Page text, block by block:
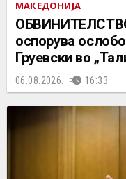
МАКЕДОНИЈА
оспорува
Груевски во
06.08.2026. 16:33